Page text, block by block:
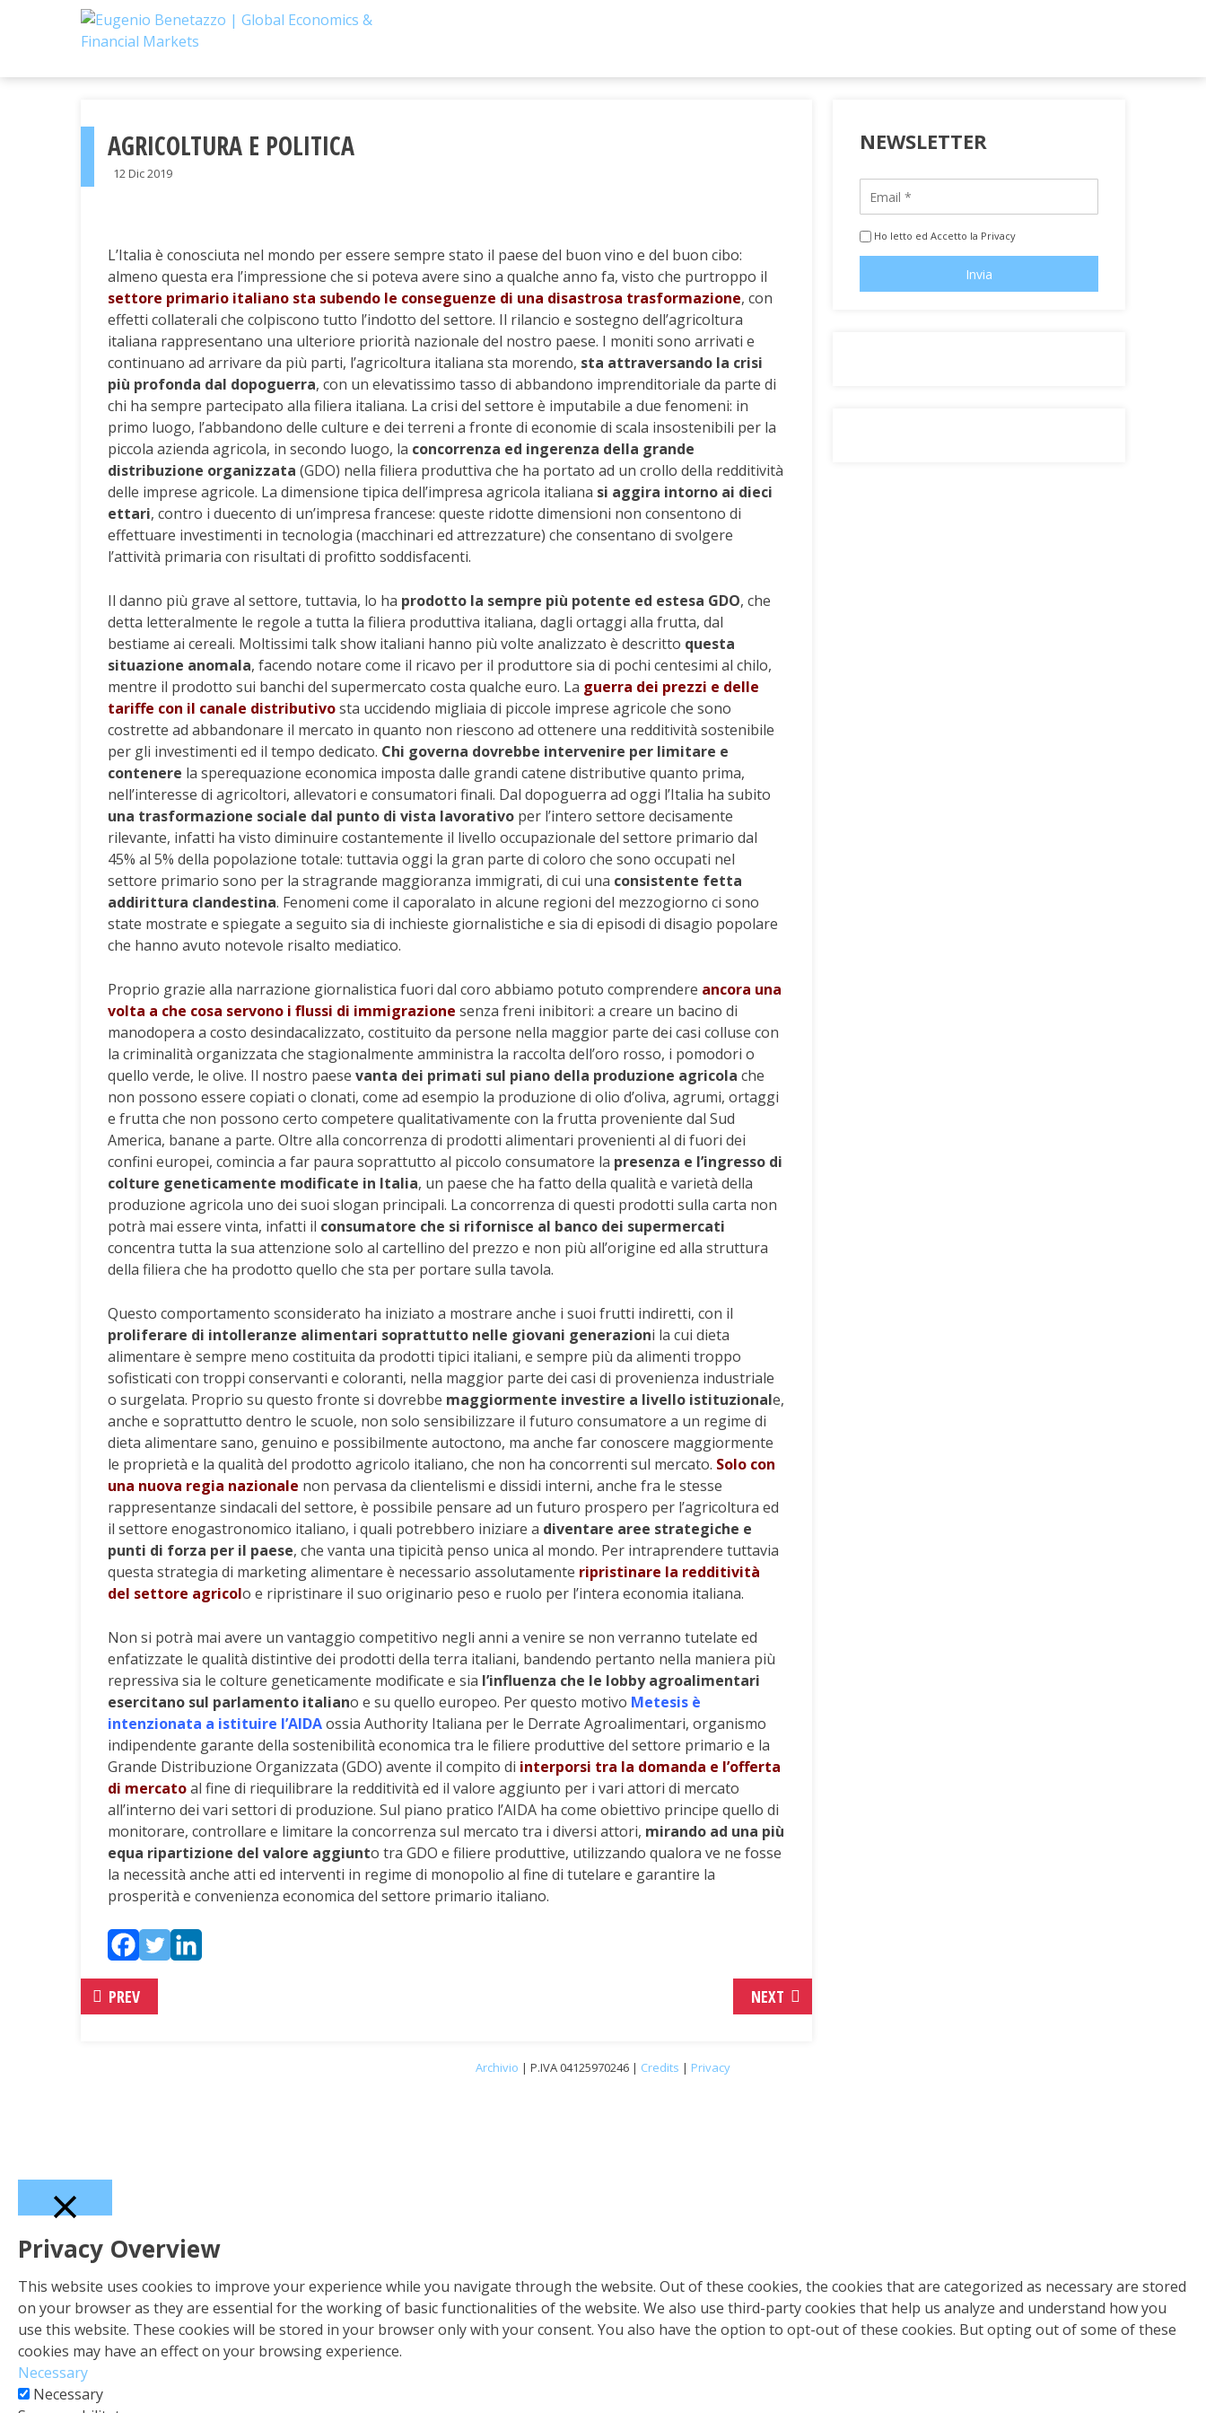
AGRICOLTURA E POLITICA
12 Dic 2019
L’Italia è conosciuta nel mondo per essere sempre stato il paese del buon vino e del buon cibo:
almeno questa era l’impressione che si poteva avere sino a qualche anno fa, visto che purtroppo il
settore primario italiano sta subendo le conseguenze di una disastrosa trasformazione, con
effetti collaterali che colpiscono tutto l’indotto del settore. Il rilancio e sostegno dell’agricoltura
italiana rappresentano una ulteriore priorità nazionale del nostro paese. I moniti sono arrivati e
continuano ad arrivare da più parti, l’agricoltura italiana sta morendo, sta attraversando la crisi
più profonda dal dopoguerra, con un elevatissimo tasso di abbandono imprenditoriale da parte di
chi ha sempre partecipato alla filiera italiana. La crisi del settore è imputabile a due fenomeni: in
primo luogo, l’abbandono delle culture e dei terreni a fronte di economie di scala insostenibili per la
piccola azienda agricola, in secondo luogo, la concorrenza ed ingerenza della grande
distribuzione organizzata (GDO) nella filiera produttiva che ha portato ad un crollo della redditività
delle imprese agricole. La dimensione tipica dell’impresa agricola italiana si aggira intorno ai dieci
ettari, contro i duecento di un’impresa francese: queste ridotte dimensioni non consentono di
effettuare investimenti in tecnologia (macchinari ed attrezzature) che consentano di svolgere
l’attività primaria con risultati di profitto soddisfacenti.
Il danno più grave al settore, tuttavia, lo ha prodotto la sempre più potente ed estesa GDO, che
detta letteralmente le regole a tutta la filiera produttiva italiana, dagli ortaggi alla frutta, dal
bestiame ai cereali. Moltissimi talk show italiani hanno più volte analizzato è descritto questa
situazione anomala, facendo notare come il ricavo per il produttore sia di pochi centesimi al chilo,
mentre il prodotto sui banchi del supermercato costa qualche euro. La guerra dei prezzi e delle
tariffe con il canale distributivosta uccidendo migliaia di piccole imprese agricole che sono
costrette ad abbandonare il mercato in quanto non riescono ad ottenere una redditività sostenibile
per gli investimenti ed il tempo dedicato. Chi governa dovrebbe intervenire per limitare e
contenere la sperequazione economica imposta dalle grandi catene distributive quanto prima,
nell’interesse di agricoltori, allevatori e consumatori finali. Dal dopoguerra ad oggi l’Italia ha subito
una trasformazione sociale dal punto di vista lavorativo per l’intero settore decisamente
rilevante, infatti ha visto diminuire costantemente il livello occupazionale del settore primario dal
45% al 5% della popolazione totale: tuttavia oggi la gran parte di coloro che sono occupati nel
settore primario sono per la stragrande maggioranza immigrati, di cui una consistente fetta
addirittura clandestina. Fenomeni come il caporalato in alcune regioni del mezzogiorno ci sono
state mostrate e spiegate a seguito sia di inchieste giornalistiche e sia di episodi di disagio popolare
che hanno avuto notevole risalto mediatico.
Proprio grazie alla narrazione giornalistica fuori dal coro abbiamo potuto comprendere ancora una
volta a che cosa servono i flussi di immigrazione senza freni inibitori: a creare un bacino di
manodopera a costo desindacalizzato, costituito da persone nella maggior parte dei casi colluse con
la criminalità organizzata che stagionalmente amministra la raccolta dell’oro rosso, i pomodori o
quello verde, le olive. Il nostro paese vanta dei primati sul piano della produzione agricola che
non possono essere copiati o clonati, come ad esempio la produzione di olio d’oliva, agrumi, ortaggi
e frutta che non possono certo competere qualitativamente con la frutta proveniente dal Sud
America, banane a parte. Oltre alla concorrenza di prodotti alimentari provenienti al di fuori dei
confini europei, comincia a far paura soprattutto al piccolo consumatore la presenza e l’ingresso di
colture geneticamente modificate in Italia, un paese che ha fatto della qualità e varietà della
produzione agricola uno dei suoi slogan principali. La concorrenza di questi prodotti sulla carta non
potrà mai essere vinta, infatti il consumatore che si rifornisce al banco dei supermercati
concentra tutta la sua attenzione solo al cartellino del prezzo e non più all’origine ed alla struttura
della filiera che ha prodotto quello che sta per portare sulla tavola.
Questo comportamento sconsiderato ha iniziato a mostrare anche i suoi frutti indiretti, con il
proliferare di intolleranze alimentari soprattutto nelle giovani generazioni la cui dieta
alimentare è sempre meno costituita da prodotti tipici italiani, e sempre più da alimenti troppo
sofisticati con troppi conservanti e coloranti, nella maggior parte dei casi di provenienza industriale
o surgelata. Proprio su questo fronte si dovrebbe maggiormente investire a livello istituzionale,
anche e soprattutto dentro le scuole, non solo sensibilizzare il futuro consumatore a un regime di
dieta alimentare sano, genuino e possibilmente autoctono, ma anche far conoscere maggiormente
le proprietà e la qualità del prodotto agricolo italiano, che non ha concorrenti sul mercato. Solo con
una nuova regia nazionale non pervasa da clientelismi e dissidi interni, anche fra le stesse
rappresentanze sindacali del settore, è possibile pensare ad un futuro prospero per l’agricoltura ed
il settore enogastronomico italiano, i quali potrebbero iniziare a diventare aree strategiche e
punti di forza per il paese, che vanta una tipicità penso unica al mondo. Per intraprendere tuttavia
questa strategia di marketing alimentare è necessario assolutamente ripristinare la redditività
del settore agricolo e ripristinare il suo originario peso e ruolo per l’intera economia italiana.
Non si potrà mai avere un vantaggio competitivo negli anni a venire se non verranno tutelate ed
enfatizzate le qualità distintive dei prodotti della terra italiani, bandendo pertanto nella maniera più
repressiva sia le colture geneticamente modificate e sia l’influenza che le lobby agroalimentari
esercitano sul parlamento italiano e su quello europeo. Per questo motivo Metesis è
intenzionata a istituire l’AIDAossia Authority Italiana per le Derrate Agroalimentari, organismo
indipendente garante della sostenibilità economica tra le filiere produttive del settore primario e la
Grande Distribuzione Organizzata (GDO) avente il compito di interporsi tra la domanda e l’offerta
di mercatoal fine di riequilibrare la redditività ed il valore aggiunto per i vari attori di mercato
all’interno dei vari settori di produzione. Sul piano pratico l’AIDA ha come obiettivo principe quello di
monitorare, controllare e limitare la concorrenza sul mercato tra i diversi attori, mirando ad una più
equa ripartizione del valore aggiunto tra GDO e filiere produttive, utilizzando qualora ve ne fosse
la necessità anche atti ed interventi in regime di monopolio al fine di tutelare e garantire la
prosperità e convenienza economica del settore primario italiano.
PREV NEXT
NEWSLETTER
Ho letto ed Accetto la Privacy
Archivio | P.IVA 04125970246 | Credits | Privacy
Chiudi
Privacy Overview
This website uses cookies to improve your experience while you navigate through the website. Out of these cookies, the cookies that are categorized as necessary are stored
on your browser as they are essential for the working of basic functionalities of the website. We also use third-party cookies that help us analyze and understand how you
use this website. These cookies will be stored in your browser only with your consent. You also have the option to opt-out of these cookies. But opting out of some of these
cookies may have an effect on your browsing experience.
Necessary
Necessary